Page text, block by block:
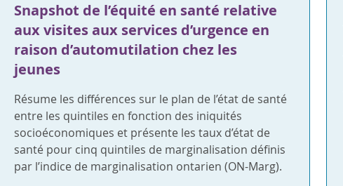
Snapshot de l’équité en santé relative
aux visites aux services d’urgence en
raison d’automutilation chez les
jeunes
Résume les différences sur le plan de l’état de santé
entre les quintiles en fonction des iniquités
socioéconomiques et présente les taux d’état de
santé pour cinq quintiles de marginalisation définis
par l’indice de marginalisation ontarien (ON-Marg).